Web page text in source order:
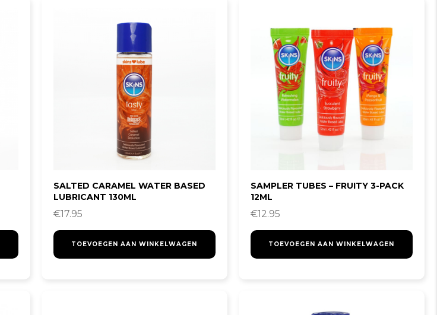
SALTED CARAMEL WATER BASED
LUBRICANT 130ML
€17.95
TOEVOEGEN AAN WINKELWAGEN
SAMPLER TUBES – FRUITY 3-PACK
12ML
€12.95
TOEVOEGEN AAN WINKELWAGEN